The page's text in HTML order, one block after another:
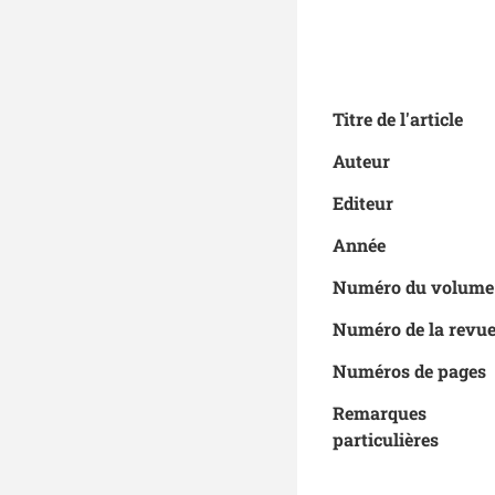
Titre de l'article
Auteur
Editeur
Année
Numéro du
Numéro de la
Numéros de pages
Remarques
particulières